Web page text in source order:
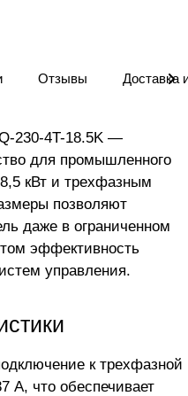
Отзывы Доставка
230-4T-18.5K —
для промышленного
кВт и трехфазным
позволяют
даже в ограниченном
эффективность
управления.
к трехфазной
А, что обеспечивает